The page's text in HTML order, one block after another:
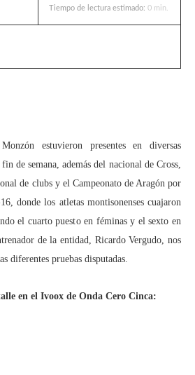
Tiempo de lectura estimado: 0 min.
estuvieron presentes en diversas
de semana, además del nacional de Cross,
de clubs y el Campeonato de Aragón por
donde los atletas montisonenses cuajaron
el cuarto puesto en féminas y el sexto en
de la entidad, Ricardo Vergudo, nos
diferentes pruebas disputadas.
en el Ivoox de Onda Cero Cinca: